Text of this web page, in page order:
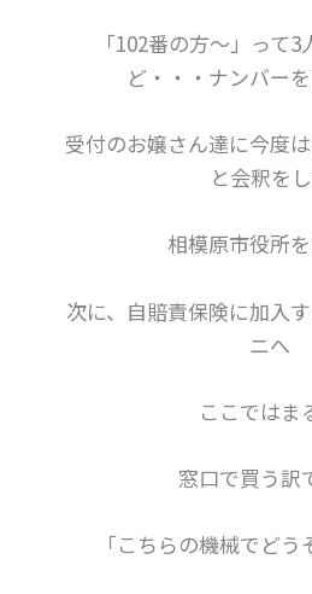
「102番の方～」って
ど・・・ナンバーを
受付のお嬢さん達に今度
と会釈を
相模原市役所を
次に、自賠責保険に加入
ニへ
ここではま
窓口で買う訳
「こちらの機械でど